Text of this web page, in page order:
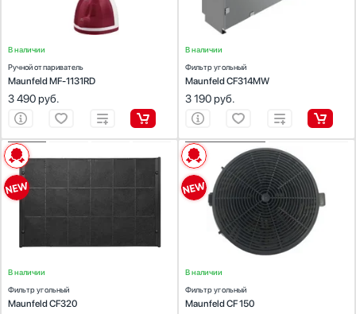
В наличии
Ручной отпариватель
Maunfeld MF-1131RD
3 490руб.
В наличии
Фильтр угольный
Maunfeld CF314MW
3 190руб.
ХАРАКТЕРИСТИКИ
Предназначение:
для вытяжек
Количество (шт):
Цвет:
В наличии
Фильтр угольный
Maunfeld CF320
ХАРАКТЕРИСТИКИ
Предназначение:
для вытяжек
Количество (шт):
В наличии
Фильтр угольный
Maunfeld CF 150